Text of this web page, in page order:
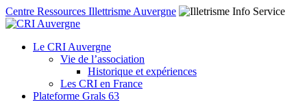
Centre Ressources Illettrisme Auvergne
Le CRI Auvergne
Vie de l’association
Historique et expériences
Les CRI en France
Plateforme Grals 63